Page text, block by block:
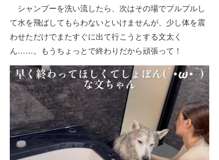
シャンプーを洗い流したら、次はその場でプルプルし
て水を飛ばしてもらわないといけませんが、少し体を震
わせただけでまたすぐに出て行こうとする文太く
ん……。もうちょっとで終わりだから頑張って！